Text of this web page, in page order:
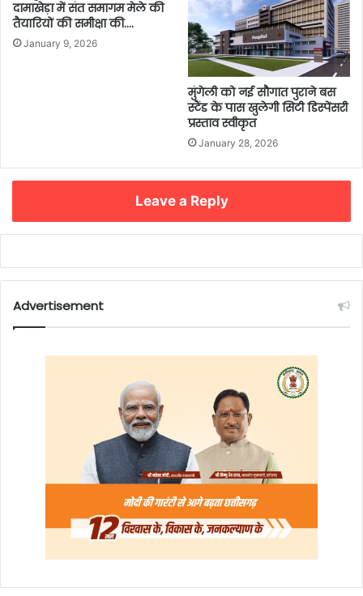
दामाखेड़ा में संत समागम मेले की
तैयारियों की समीक्षा की….
January 9, 2026
मुंगेली को नई सौगात पुराने बस
स्टैंड के पास खुलेगी सिटी डिस्पेंसरी
प्रस्ताव स्वीकृत
January 28, 2026
Leave a Reply
Advertisement